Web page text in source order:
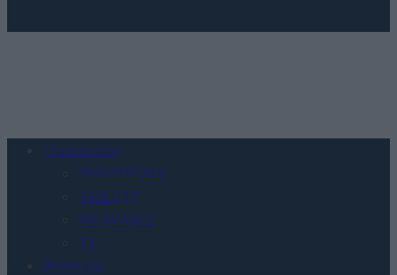
Urządzenia
SMARTFONY
TABLETY
WEARABLE
TV
Recenzje